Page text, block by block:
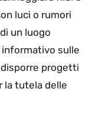
luci o rumori
un luogo
sulle
progetti
la tutela delle